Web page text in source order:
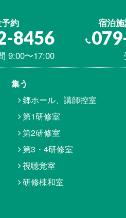
約
8456
9:00〜17:00
宿泊
集う
郷ホール、講師控室
第1研修室
第2研修室
第3・4研修室
視聴覚室
研修棟和室